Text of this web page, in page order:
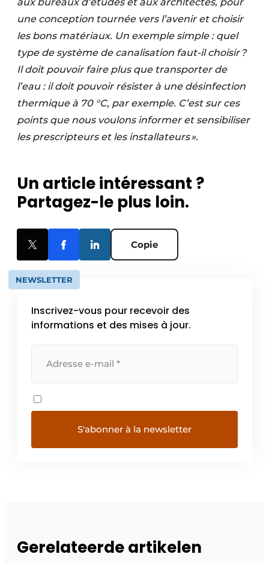
une conception tournée vers l’avenir et choisir
les bons matériaux. Un exemple simple : quel
type de système de canalisation faut-il choisir ?
Il doit pouvoir faire plus que transporter de
l’eau : il doit pouvoir résister à une désinfection
thermique à 70 °C, par exemple. C’est sur ces
points que nous voulons informer et sensibiliser
les prescripteurs et les installateurs ».
Un article intéressant ?
Partagez-le plus loin.
Copie
NEWSLETTER
Inscrivez-vous pour recevoir des
informations et des mises à jour.
Gerelateerde artikelen